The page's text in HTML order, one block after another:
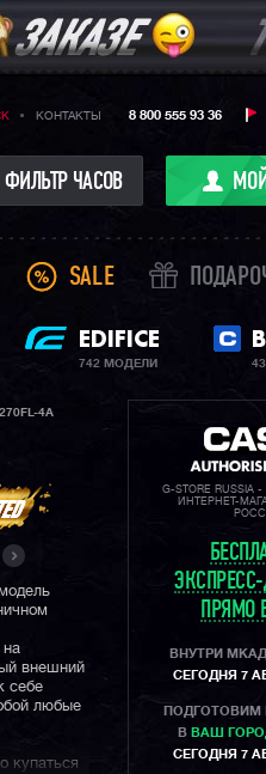
КОНТАКТЫ 8 800 555 93 36
ФИЛЬТР ЧАСОВ МОЙ
SALE
EDIFICE
742 МОДЕЛИ
4A
на
внешний
себе
любые
купаться
G-STORE
ИНТЕРНЕТ-
ПРЯМО
ВНУТРИ
СЕГОДНЯ 7
ПОДГОТОВИМ
В ВАШ
СЕГОДНЯ 7